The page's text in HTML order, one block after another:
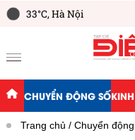
33°C,Hà Nội
CHUYỂN ĐỘNG SỐKINH
Trang chủ Chuyển